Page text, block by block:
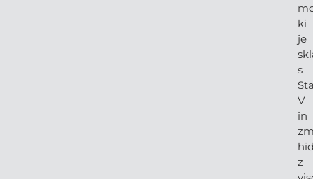
ki
je
s
V
in
z